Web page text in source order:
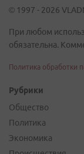
© 1997 - 2026
При любом
обязательна.
Политика обработки
Рубрики
Общество
Политика
Экономика